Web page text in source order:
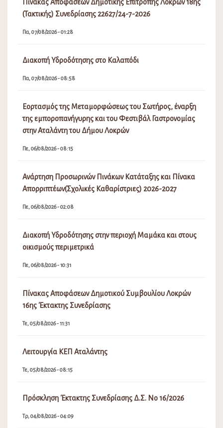
Πίνακας Αποφάσεων Δημοτικής Επιτροπής Λοκρών 18ης
(Τακτικής) Συνεδρίασης 22627/24-7-2026
Πα, 07/08/2026 - 01:28
Διακοπή Υδροδότησης στο Καλαπόδι
Πα, 07/08/2026 - 08:58
Εορτασμός της Μεταμορφώσεως του Σωτήρος, έναρξη
της εμποροπανήγυρης και του Φεστιβάλ Γαστρονομίας
στην Αταλάντη του Δήμου Λοκρών
Πε, 06/08/2026 - 08:15
Ανάρτηση Προσωρινών Πινάκων Κατάταξης και Πίνακα
Απορριπτέων(Σχολικές Καθαρίστριες) 2026-2027
Πε, 06/08/2026 - 02:08
Διακοπή Υδροδότησης στην περιοχή Μαμάκα και στους
οικισμούς περιμετρικά
Πε, 06/08/2026 - 10:31
Πίνακας Αποφάσεων Δημοτικού Συμβουλίου Λοκρών
16ης Έκτακτης Συνεδρίασης
Τε, 05/08/2026 - 11:31
Λειτουργία ΚΕΠ Αταλάντης
Τε, 05/08/2026 - 08:15
Πρόσκληση Έκτακτης Συνεδρίασης Δ.Σ. Νο 16/2026
Τρ, 04/08/2026 - 04:09